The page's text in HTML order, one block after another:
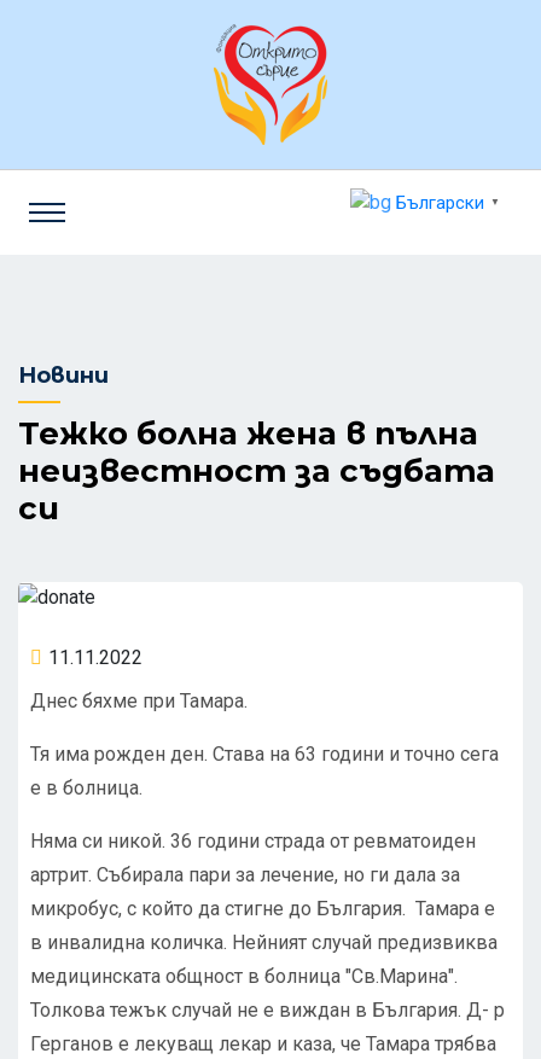
Български ▼
Новини
Тежко болна жена в пълна
неизвестност за съдбата
си
11.11.2022
Днес бяхме при Тамара.
Тя има рожден ден. Става на 63 години и точно сега
е в болница.
Няма си никой. 36 години страда от ревматоиден
артрит. Събирала пари за лечение, но ги дала за
микробус, с който да стигне до България. Тамара е
в инвалидна количка. Нейният случай предизвиква
медицинската общност в болница "Св.Марина".
Толкова тежък случай не е виждан в България. Д- р
Герганов е лекуващ лекар и каза, че Тамара трябва